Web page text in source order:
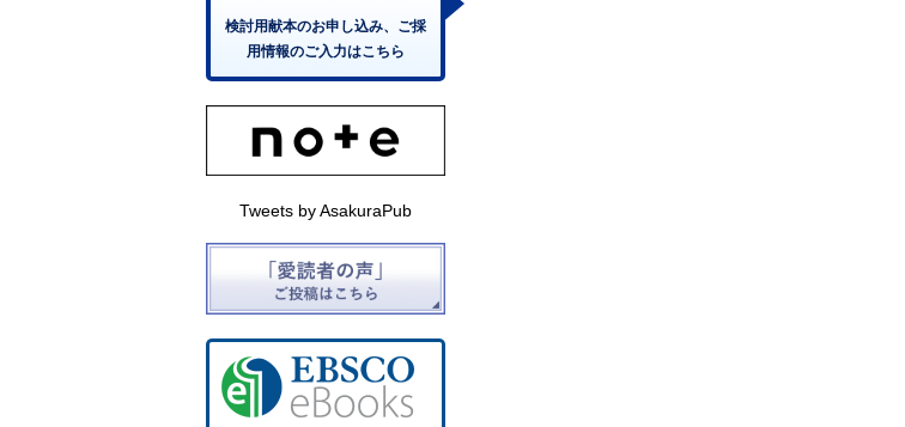
検討用献本のお申し込み、ご採
用情報のご入力はこちら
Tweets by AsakuraPub